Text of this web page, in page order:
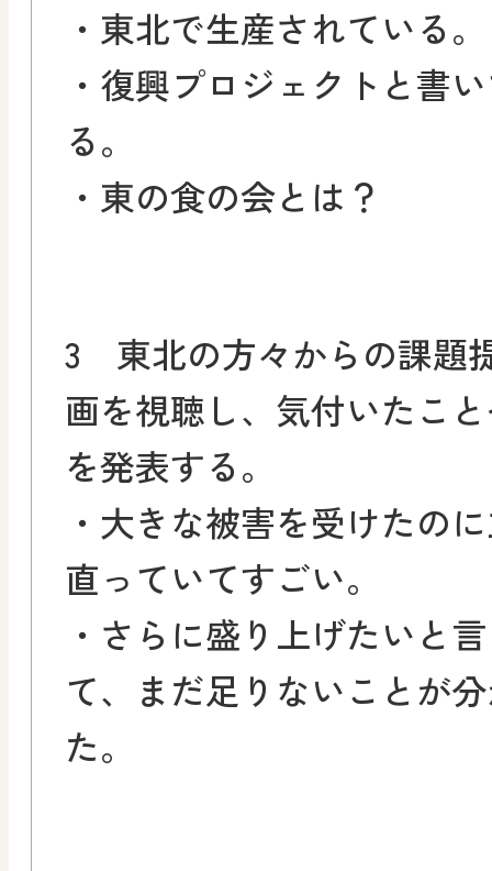
・東北で生産されている。
・復興プロジェクトと書
る。
・東の食の会とは？
3 東北の方々からの課題
画を視聴し、気付いたこ
を発表する。
・大きな被害を受けたの
直っていてすごい。
・さらに盛り上げたいと
て、まだ足りないことが
た。